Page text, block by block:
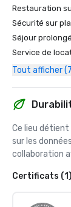
Restauration
Sécurité sur
Séjour prolongé
Service de
Tout afficher
Ce lieu
sur les
collaboration
Certificats (1)